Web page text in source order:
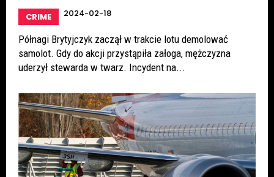
CRIME 2024-02-18
Półnagi Brytyjczyk zaczął w trakcie lotu demolować
samolot. Gdy do akcji przystąpiła załoga, mężczyzna
uderzył stewarda w twarz. Incydent na...